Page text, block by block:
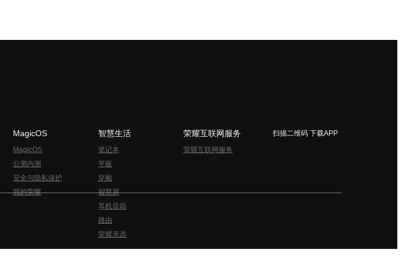
MagicOS
MagicOS
公测内测
安全与隐私保护
我的荣耀
智慧生活
笔记本
平板
穿戴
智慧屏
耳机音箱
路由
荣耀亲选
荣耀互联网服务
荣耀互联网服务
扫描二维码 下载APP